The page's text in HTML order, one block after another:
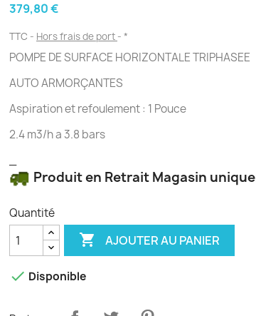
379,80 €
TTC Hors frais de port *
POMPE DE SURFACE HORIZONTALE TRIPHASEE
AUTO ARMORÇANTES
Aspiration et refoulement : 1 Pouce
2.4 m3/h a 3.8 bars
Produit en Retrait Magasin
Quantité
 AJOUTER AU PANIER
 Disponible